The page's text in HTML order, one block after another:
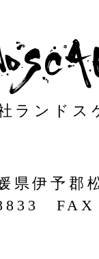
県伊予郡
FAX
ランドス